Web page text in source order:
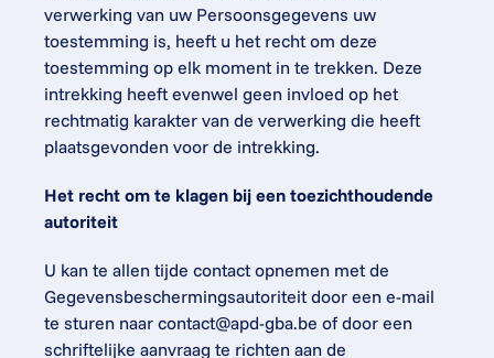
verwerking van uw Persoonsgegevens uw
toestemming is, heeft u het recht om deze
toestemming op elk moment in te trekken. Deze
intrekking heeft evenwel geen invloed op het
rechtmatig karakter van de verwerking die heeft
plaatsgevonden voor de intrekking.
Het recht om te klagen bij een toezichthoudende
autoriteit
U kan te allen tijde contact opnemen met de
Gegevensbeschermingsautoriteit door een e-mail
te sturen naar contact@apd-gba.be of door een
schriftelijke aanvraag te richten aan de